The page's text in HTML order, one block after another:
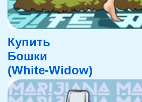
Купить
Бошки
(White-Widow)